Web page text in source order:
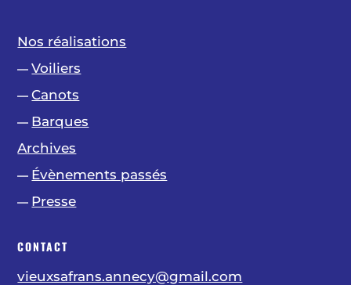
Nos réalisations
— Voiliers
— Canots
— Barques
Archives
— Évènements passés
— Presse
CONTACT
vieuxsafrans.annecy@gmail.com